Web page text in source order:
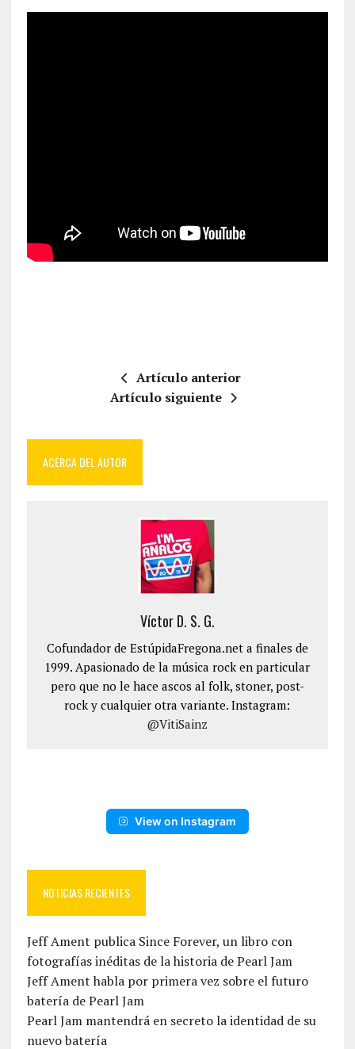
Artículo anterior
Artículo siguiente
ACERCA DEL AUTOR
Víctor D. S. G.
Cofundador de EstúpidaFregona.net a finales de
1999. Apasionado de la música rock en particular
pero que no le hace ascos al folk, stoner, post-
rock y cualquier otra variante. Instagram:
@VitiSainz
View on Instagram
NOTICIAS RECIENTES
Jeff Ament publica Since Forever, un libro con
fotografías inéditas de la historia de Pearl Jam
Jeff Ament habla por primera vez sobre el futuro
batería de Pearl Jam
Pearl Jam mantendrá en secreto la identidad de su
nuevo batería